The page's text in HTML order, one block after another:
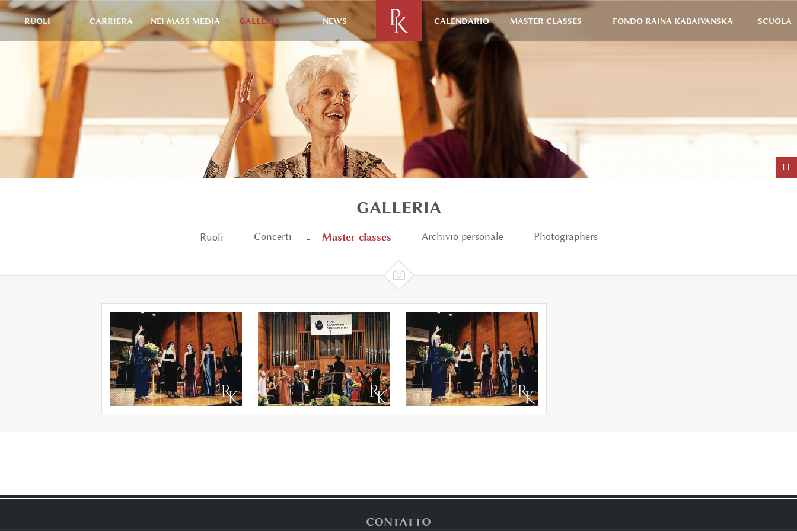
RUOLI CARRIERA NEI MASS MEDIA GALLERIA NEWS CALENDARIO MASTER CLASSES FONDO RAINA KABAIVANSKA SCUOLA
IT
GALLERIA
Ruoli Concerti Master classes Archivio personale Photographers

CONTATTO